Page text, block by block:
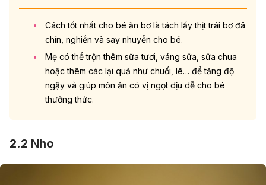
Cách tốt nhất cho bé ăn bơ là tách lấy thịt trái bơ đã
chín, nghiền và say nhuyễn cho bé.
Mẹ có thể trộn thêm sữa tươi, váng sữa, sữa chua
hoặc thêm các lại quả như chuối, lê… để tăng độ
ngậy và giúp món ăn có vị ngọt dịu dễ cho bé
thưởng thức.
2.2 Nho